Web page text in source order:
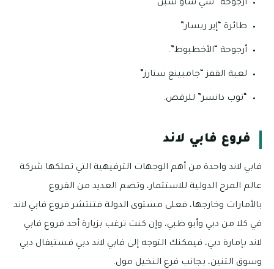
أرجوحة “سي ساو سبن”
طائرة “إير ريسار”
أرجوحة “الأخطبوط”.
لعبة القفز “جامبينغ ستارز”
“توب دانسر” للرقص.
فروع فابي لاند
فابي لاند واحدة من أهم الوجهات الترفيهية التي تملكها شركة
عالم المرح الدولية للاستثمار، وتضم العديد من الفروع
بالأمارات وخارجها، فعلى مستوى الدولة فتنتشر فروع فابي لاند
في كلا من دبي وأبو ظبي، وإن كنت ترغب بزيارة أحد فروع فابي
لاند بإمارة دبي، فيمكنك التوجه إلى فابي لاند دبي فستيفال دبي
وسوق التنين، بجانب فرع النخيل مول.